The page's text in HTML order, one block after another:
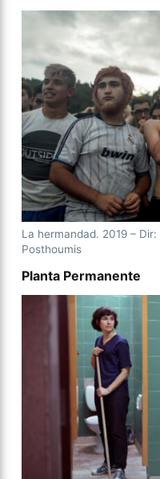
La hermandad. 2019 –
Posthoumis
Planta Permanente